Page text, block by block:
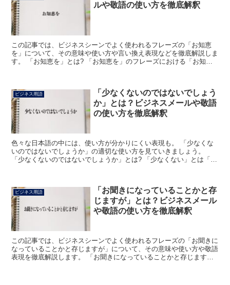
ルや敬語の使い方を徹底解釈
この記事では、ビジネスシーンでよく使われるフレーズの「お知恵
を」について、その意味や使い方や言い換え表現などを徹底解説しま
す。 「お知恵を」とは? 「お知恵を」のフレーズにおける「お知
ビジネス用語
「少なくないのではないでしょう
か」とは？ビジネスメールや敬語
の使い方を徹底解釈
色々な日本語の中には、使い方が分かりにくい表現も。 「少なくな
いのではないでしょうか」の適切な使い方を見ていきましょう。
「少なくないのではないでしょうか」とは? 「少なくない」とは「少
ビジネス用語
「お聞きになっていることかと存
じますが」とは？ビジネスメール
や敬語の使い方を徹底解釈
この記事では、ビジネスシーンでよく使われるフレーズの「お聞きに
なっていることかと存じますが」について、その意味や使い方や敬語
表現を徹底解説します。 「お聞きになっていることかと存じます